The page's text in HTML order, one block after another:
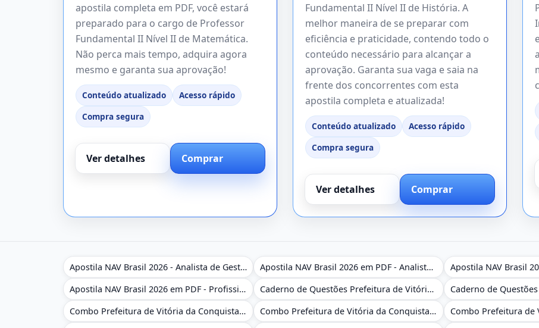
apostila completa em PDF, você estará
preparado para o cargo de Professor
Fundamental II Nível II de Matemática.
Não perca mais tempo, adquira agora
mesmo e garanta sua aprovação!
Conteúdo atualizado
Acesso rápido
Compra segura
Ver detalhes Comprar
Fundamental II Nível II de História. A
melhor maneira de se preparar com
eficiência e praticidade, contendo todo o
conteúdo necessário para alcançar a
aprovação. Garanta sua vaga e saia na
frente dos concorrentes com esta
apostila completa e atualizada!
Conteúdo atualizado
Acesso rápido
Compra segura
Ver detalhes Comprar
Apostila NAV Brasil 2026 - Analista de Gestão Apostila NAV Brasil 2026 em PDF - Analista de Gestão
Apostila NAV Brasil 2026 em PDF - Profissional Técnico de Navegação Aérea - Operador de Torre de Controle
Caderno de Questões Prefeitura de Vitória da Conquista - BA - Conhecimentos Gerais - 450 Questões Gabaritadas
Combo Prefeitura de Vitória da Conquista - BA 2026 - Monitor Escolar (Educação Infantil e Cobertura das AC'S)
Combo Prefeitura de Vitória da Conquista - BA 2026 - Monitor Escolar (Educação Infantil e Cobertura das AC'S)